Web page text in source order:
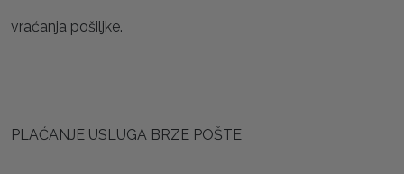
vraćanja pošiljke.
PLAĆANJE USLUGA BRZE POŠTE